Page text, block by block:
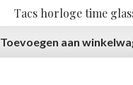
Tacs horloge time
Toevoegen aan